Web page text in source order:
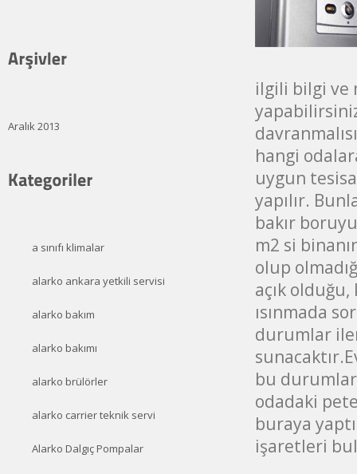
ilgili bilgi ve
hangi
uygun
yapılır.
bakır
m2 si
olup
açık
ısınmada
durumlar
bu durumlar
odadaki
buraya
işaretleri
Aralık 2013
a sınıfı klimalar
alarko ankara yetkili servisi
alarko bakım
alarko bakımı
alarko brülörler
alarko carrier teknik servi
Alarko Dalgıç Pompalar